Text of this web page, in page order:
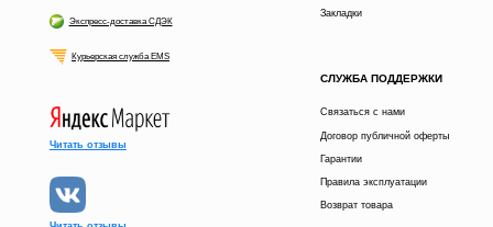
Экспресс-доставка СДЭК
Курьерская служба EMS
Закладки
СЛУЖБА ПОДДЕРЖКИ
Связаться с нами
Договор публичной оферты
Гарантии
Правила эксплуатации
Возврат товара
Читать отзывы